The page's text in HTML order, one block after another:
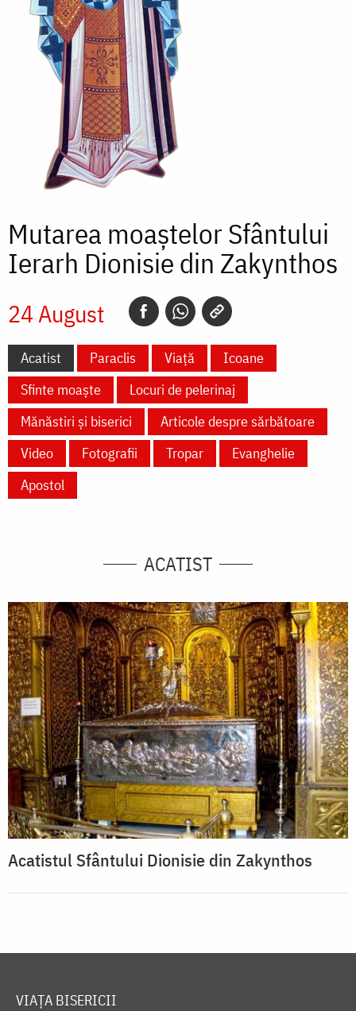
Mutarea moaștelor Sfântului
Ierarh Dionisie din Zakynthos
24 August
Acatist Paraclis Viață
Icoane
Sfinte moaște
Locuri de pelerinaj
Mănăstiri și biserici
Articole despre sărbătoare
Video
Fotografii Tropar
Evanghelie
Apostol
ACATIST
Acatistul Sfântului Dionisie din Zakynthos
VIAȚA BISERICII